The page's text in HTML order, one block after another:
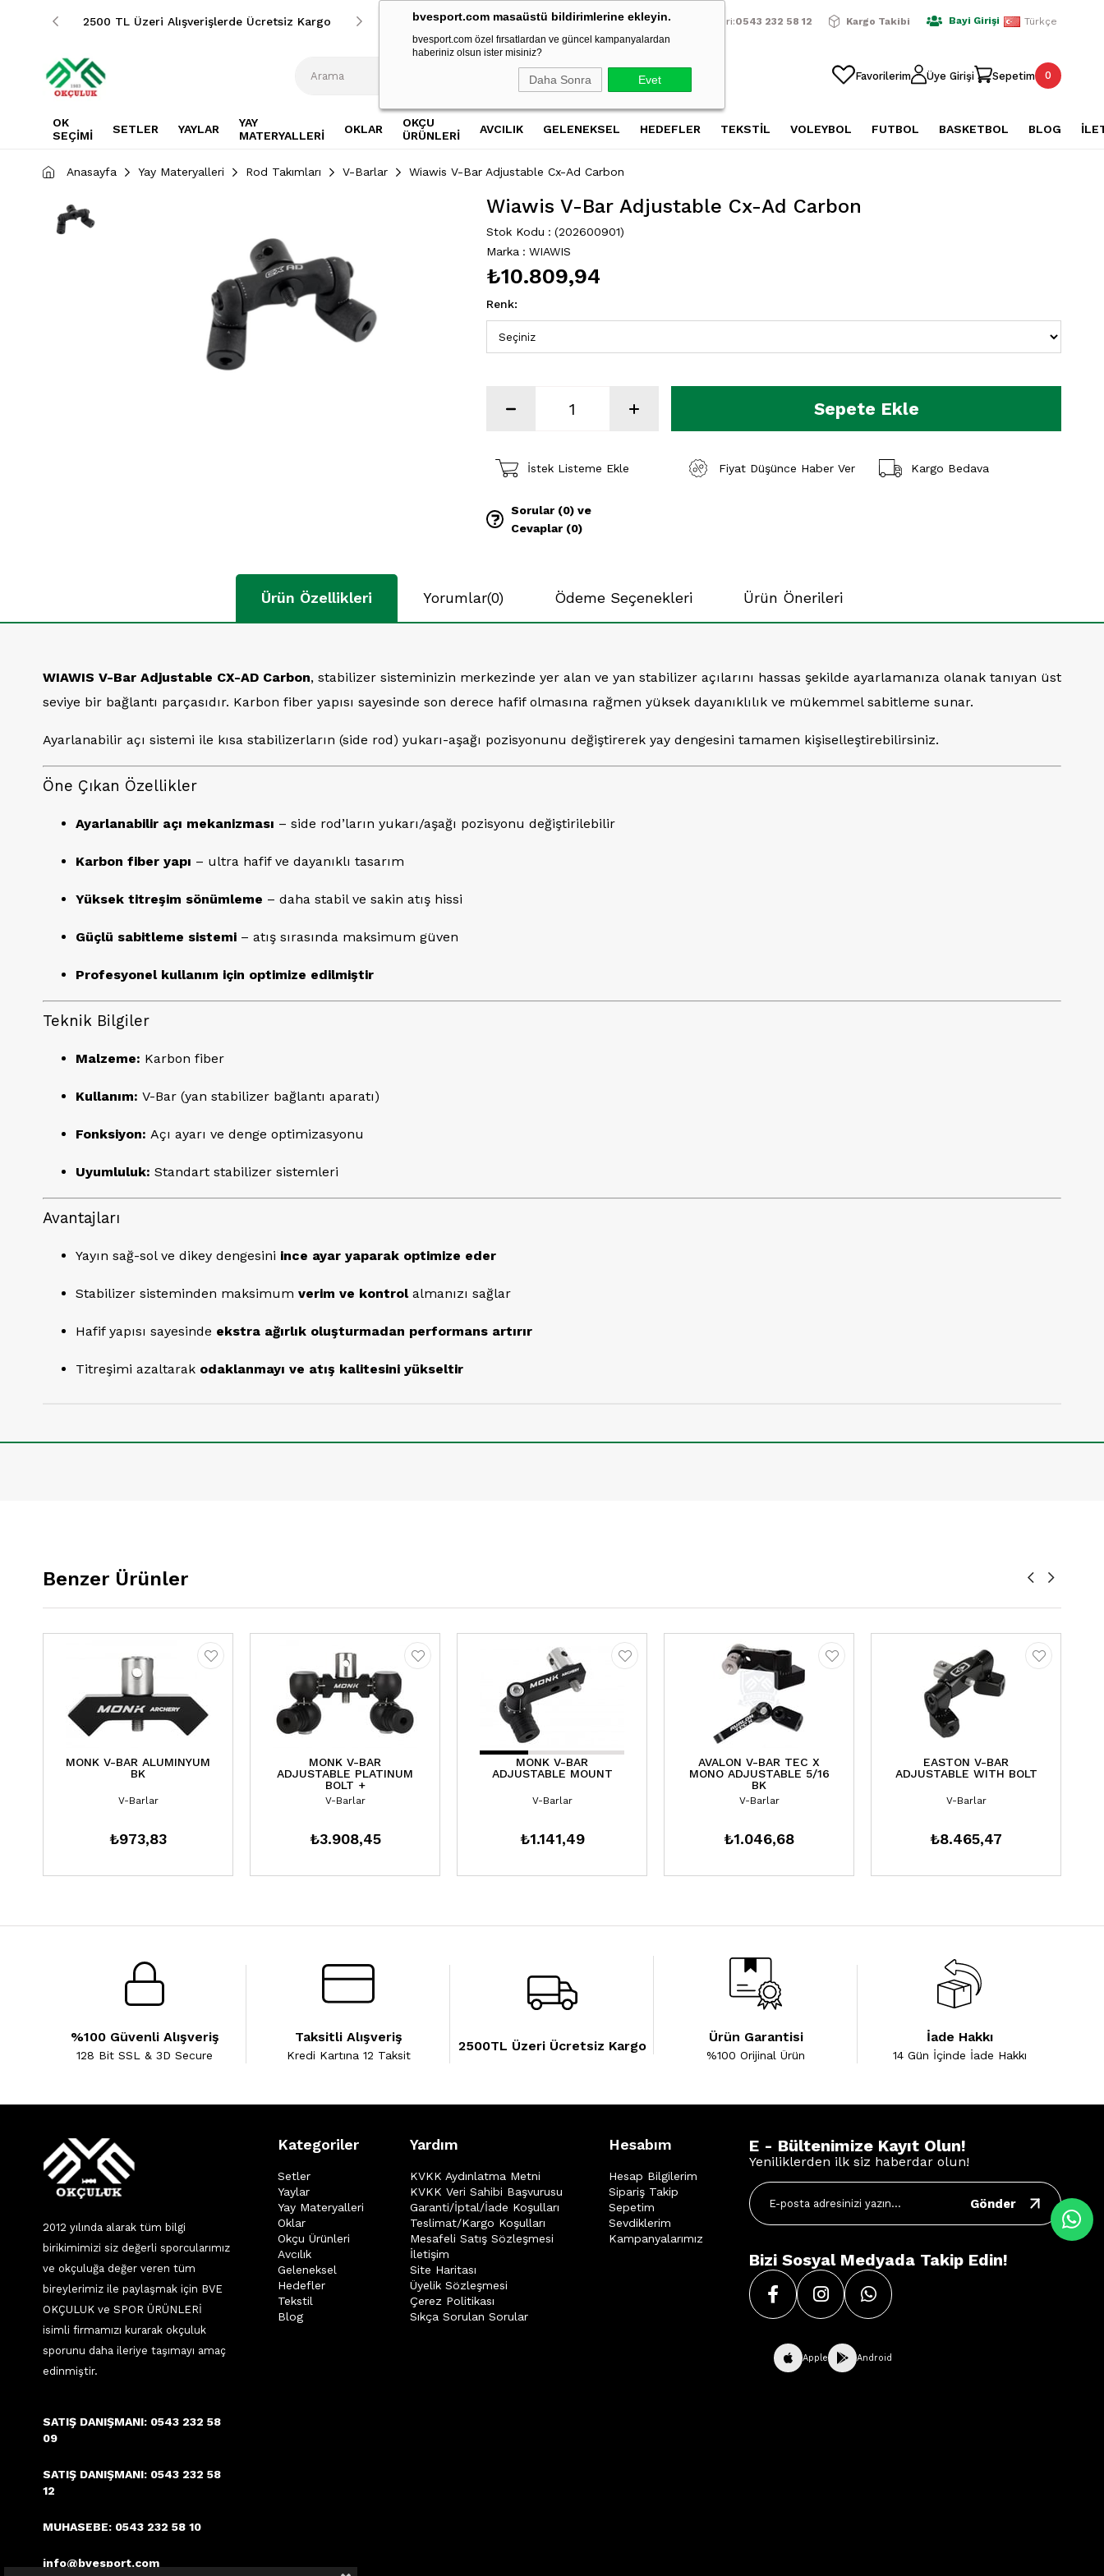
bvesport.com masaüstü bildirimlerine ekleyin.
bvesport.com özel fırsatlardan ve güncel kampanyalardan
haberiniz olsun ister misiniz?
Daha Sonra Evet
2500 TL Üzeri Alışverişlerde Ücretsiz Kargo 2500 TL Üzeri Alışverişlerde Ücretsiz Kargo 2500 TL Üzeri Alışverişlerde Ücretsiz Kargo 2500 TL Üzeri Alışverişlerde
Müşteri Hizmetleri:0543 232 58 12 Kargo Takibi Bayi Girişi Türkçe
Favorilerim Üye Girişi Sepetim 0
OK
SEÇİMİ
SETLER YAYLAR
YAY
MATERYALLERİ
OKLAR
OKÇU
ÜRÜNLERİ
AVCILIK GELENEKSEL HEDEFLER TEKSTİL VOLEYBOL FUTBOL BASKETBOL BLOG
Anasayfa Yay Materyalleri Rod Takımları V-Barlar Wiawis V-Bar Adjustable Cx-Ad Carbon
Wiawis V-Bar Adjustable Cx-Ad Carbon
Stok Kodu
(202600901)
Marka : WIAWIS
₺10.809,94
Renk:
İstek Listeme Ekle Fiyat Düşünce Haber Ver Kargo Bedava
Sorular (0) ve
Cevaplar (0)
Ürün Özellikleri Yorumlar(0) Ödeme Seçenekleri Ürün Önerileri
WIAWIS V-Bar Adjustable CX-AD Carbon, stabilizer sisteminizin merkezinde yer alan ve yan stabilizer açılarını hassas şekilde ayarlamanıza olanak tanıyan üst
seviye bir bağlantı parçasıdır. Karbon fiber yapısı sayesinde son derece hafif olmasına rağmen yüksek dayanıklılık ve mükemmel sabitleme sunar.
Ayarlanabilir açı sistemi ile kısa stabilizerların (side rod) yukarı-aşağı pozisyonunu değiştirerek yay dengesini tamamen kişiselleştirebilirsiniz.
Öne Çıkan Özellikler
Ayarlanabilir açı mekanizması – side rod’ların yukarı/aşağı pozisyonu değiştirilebilir
Karbon fiber yapı – ultra hafif ve dayanıklı tasarım
Yüksek titreşim sönümleme – daha stabil ve sakin atış hissi
Güçlü sabitleme sistemi – atış sırasında maksimum güven
Profesyonel kullanım için optimize edilmiştir
Teknik Bilgiler
Malzeme: Karbon fiber
Kullanım: V-Bar (yan stabilizer bağlantı aparatı)
Fonksiyon: Açı ayarı ve denge optimizasyonu
Uyumluluk: Standart stabilizer sistemleri
Avantajları
Yayın sağ-sol ve dikey dengesini ince ayar yaparak optimize eder
Stabilizer sisteminden maksimum verim ve kontrolalmanızı sağlar
Hafif yapısı sayesinde ekstra ağırlık oluşturmadan performans artırır
Titreşimi azaltarak odaklanmayı ve atış kalitesini yükseltir
Benzer Ürünler
MONK V-BAR ALUMINYUM
BK
V-Barlar
₺973,83
MONK V-BAR
ADJUSTABLE PLATINUM
BOLT +
V-Barlar
₺3.908,45
MONK V-BAR
ADJUSTABLE MOUNT
V-Barlar
₺1.141,49
AVALON V-BAR TEC X
MONO ADJUSTABLE 5/16
BK
V-Barlar
₺1.046,68
EASTON V-BAR
ADJUSTABLE WITH BOLT
V-Barlar
₺8.465,47
%100 Güvenli Alışveriş
128 Bit SSL & 3D Secure
Taksitli Alışveriş
Kredi Kartına 12 Taksit
2500TL Üzeri Ücretsiz Kargo
Ürün Garantisi
%100 Orijinal Ürün
İade Hakkı
14 Gün İçinde İade Hakkı
2012 yılında alarak tüm bilgi
birikimimizi siz değerli sporcularımız
ve okçuluğa değer veren tüm
bireylerimiz ile paylaşmak için BVE
OKÇULUK ve SPOR ÜRÜNLERİ
isimli firmamızı kurarak okçuluk
sporunu daha ileriye taşımayı amaç
edinmiştir.
SATIŞ DANIŞMANI: 0543 232 58
09
SATIŞ DANIŞMANI: 0543 232 58
12
MUHASEBE: 0543 232 58 10
info@bvesport.com
Kategoriler
Setler
Yaylar
Yay Materyalleri
Oklar
Okçu Ürünleri
Avcılık
Geleneksel
Hedefler
Tekstil
Blog
Yardım
KVKK Aydınlatma Metni
KVKK Veri Sahibi Başvurusu
Garanti/İptal/İade Koşulları
Teslimat/Kargo Koşulları
Mesafeli Satış Sözleşmesi
İletişim
Site Haritası
Üyelik Sözleşmesi
Çerez Politikası
Sıkça Sorulan Sorular
Hesabım
Hesap Bilgilerim
Sipariş Takip
Sepetim
Sevdiklerim
Kampanyalarımız
E - Bültenimize Kayıt Olun!
Yeniliklerden ilk siz haberdar olun!
Gönder
Bizi Sosyal Medyada Takip Edin!
Apple Android